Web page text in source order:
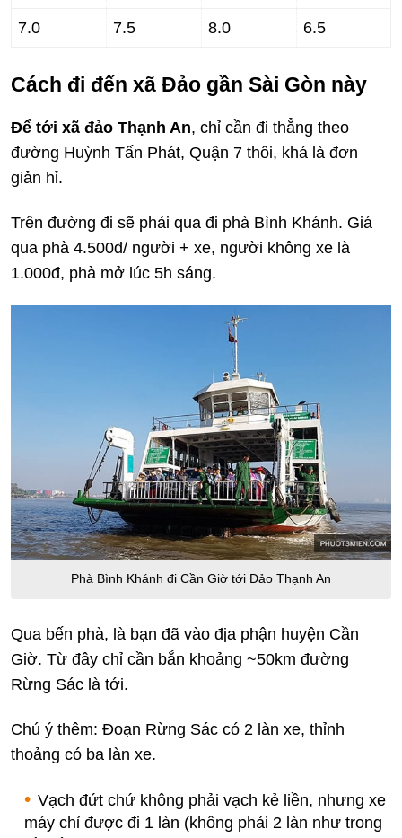
7.0 7.5 8.0 6.5
Cách đi đến xã Đảo gần Sài Gòn này
Để tới xã đảo Thạnh An, chỉ cần đi thẳng theo
đường Huỳnh Tấn Phát, Quận 7 thôi, khá là đơn
giản hỉ.
Trên đường đi sẽ phải qua đi phà Bình Khánh. Giá
qua phà 4.500đ/ người + xe, người không xe là
1.000đ, phà mở lúc 5h sáng.
Phà Bình Khánh đi Cần Giờ tới Đảo Thạnh An
Qua bến phà, là bạn đã vào địa phận huyện Cần
Giờ. Từ đây chỉ cần bắn khoảng ~50km đường
Rừng Sác là tới.
Chú ý thêm: Đoạn Rừng Sác có 2 làn xe, thỉnh
thoảng có ba làn xe.
Vạch đứt chứ không phải vạch kẻ liền, nhưng xe
máy chỉ được đi 1 làn (không phải 2 làn như trong